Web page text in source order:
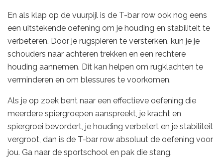
En als klap op de vuurpijl is de T-bar row ook nog eens
een uitstekende oefening om je houding en stabiliteit te
verbeteren. Door je rugspieren te versterken, kun je je
schouders naar achteren trekken en een rechtere
houding aannemen. Dit kan helpen om rugklachten te
verminderen en om blessures te voorkomen.
Als je op zoek bent naar een effectieve oefening die
meerdere spiergroepen aanspreekt, je kracht en
spiergroei bevordert, je houding verbetert en je stabiliteit
vergroot, dan is de T-bar row absoluut de oefening voor
jou. Ga naar de sportschool en pak die stang.